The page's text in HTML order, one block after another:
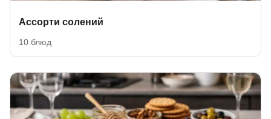
Ассорти солений
10 блюд